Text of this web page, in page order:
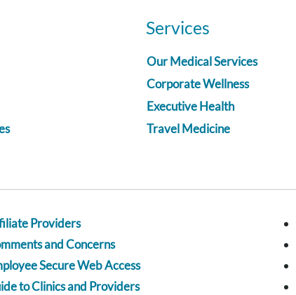
Services
Our Medical Services
Corporate Wellness
Executive Health
Travel Medicine
Providers
and Concerns
Secure Web Access
to Clinics and Providers